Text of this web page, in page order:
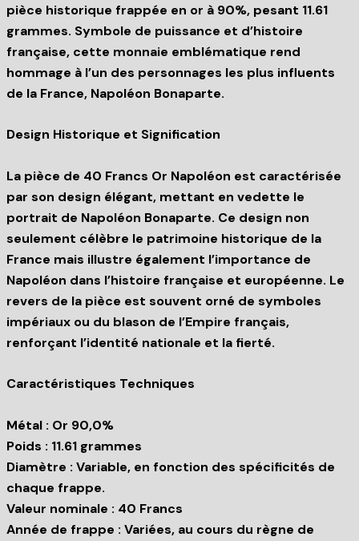
pièce historique frappée en or à 90%, pesant 11.61
grammes. Symbole de puissance et d’histoire
française, cette monnaie emblématique rend
hommage à l’un des personnages les plus influents
de la France, Napoléon Bonaparte.
Design Historique et Signification
La pièce de 40 Francs Or Napoléon est caractérisée
par son design élégant, mettant en vedette le
portrait de Napoléon Bonaparte. Ce design non
seulement célèbre le patrimoine historique de la
France mais illustre également l’importance de
Napoléon dans l’histoire française et européenne. Le
revers de la pièce est souvent orné de symboles
impériaux ou du blason de l’Empire français,
renforçant l’identité nationale et la fierté.
Caractéristiques Techniques
Métal : Or 90,0%
Poids : 11.61 grammes
Diamètre : Variable, en fonction des spécificités de
chaque frappe.
Valeur nominale : 40 Francs
Année de frappe : Variées, au cours du règne de